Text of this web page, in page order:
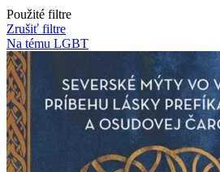
Použité filtre
Zrušiť filtre
Na tému LGBT